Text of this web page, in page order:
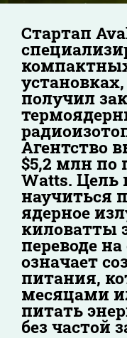
Стартап
получил
Агентство
$5,2 млн по
Watts. Цель
научиться
ядерное
киловатты
переводе
означает
питания,
месяцами
питать
без частой